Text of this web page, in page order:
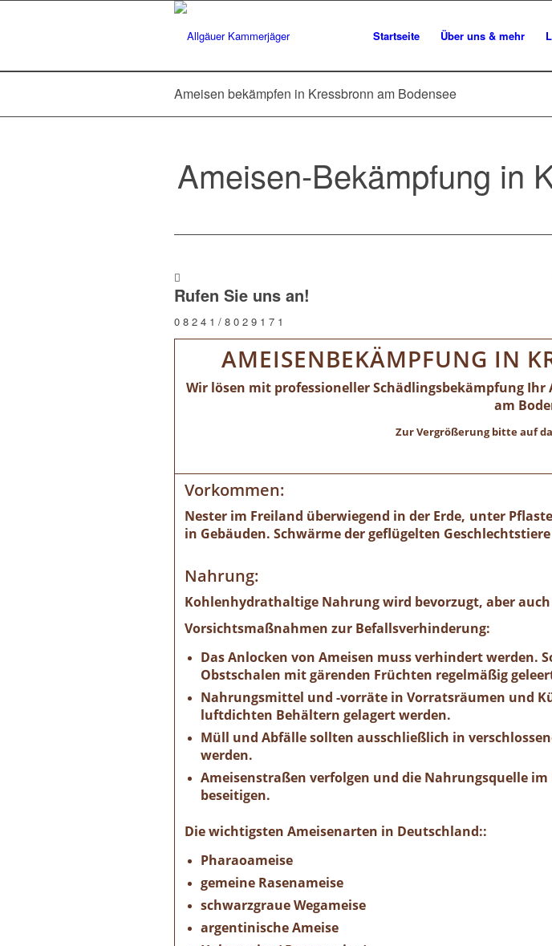
Startseite Über uns & mehr
Ameisen bekämpfen in Kressbronn am Bodensee
Ameisen-Bekämpfung in
Rufen Sie uns an!
0 8 2 4 1 / 8 0 2 9 1 7 1
AMEISENBEKÄMPFUNG IN
Wir lösen mit professioneller Schädlingsbekämpfung
am
Zur Vergrößerung bitte auf
Vorkommen:
Nester im Freiland überwiegend in der Erde, unter
in Gebäuden. Schwärme der geflügelten
Nahrung:
Kohlenhydrathaltige Nahrung wird bevorzugt, aber
Vorsichtsmaßnahmen zur Befallsverhinderung:
Das Anlocken von Ameisen muss verhindert werden.
Obstschalen mit gärenden Früchten regelmäßig
Nahrungsmittel und -vorräte in Vorratsräumen und
luftdichten Behältern gelagert werden.
Müll und Abfälle sollten ausschließlich in
werden.
Ameisenstraßen verfolgen und die Nahrungsquelle
beseitigen.
Die wichtigsten Ameisenarten in Deutschland::
Pharaoameise
gemeine Rasenameise
schwarzgraue Wegameise
argentinische Ameise